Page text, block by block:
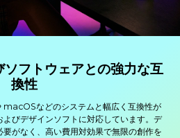
フトウェアとの強力な互
換性
などのシステムと幅広く互換性が
びデザインソフトに対応しています。デ
がなく、高い費用対効果で無限の創作を